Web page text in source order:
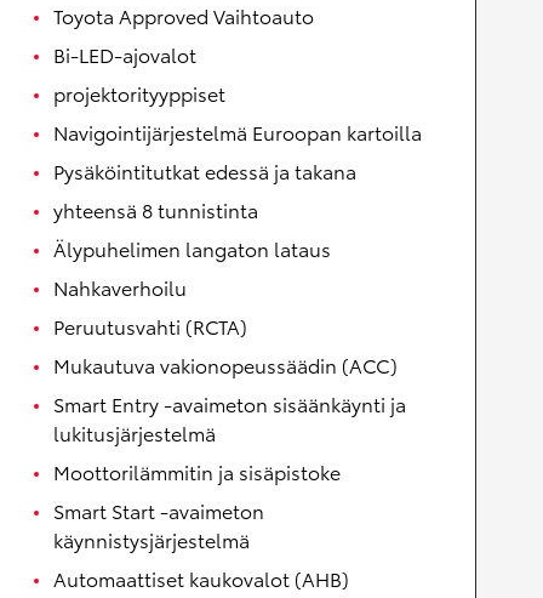
Toyota Approved Vaihtoauto
Bi-LED-ajovalot
projektorityyppiset
Navigointijärjestelmä Euroopan kartoilla
Pysäköintitutkat edessä ja takana
yhteensä 8 tunnistinta
Älypuhelimen langaton lataus
Nahkaverhoilu
Peruutusvahti (RCTA)
Mukautuva vakionopeussäädin (ACC)
Smart Entry -avaimeton sisäänkäynti ja
lukitusjärjestelmä
Moottorilämmitin ja sisäpistoke
Smart Start -avaimeton
käynnistysjärjestelmä
Automaattiset kaukovalot (AHB)